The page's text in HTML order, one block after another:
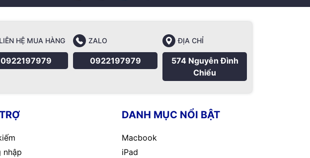
LIÊN HỆ MUA HÀNG
0922197979
ZALO
0922197979
ĐỊA CHỈ
574 Nguyễn Đình
Chiểu
nhập
DANH MỤC NỔI BẬT
Macbook
iPad